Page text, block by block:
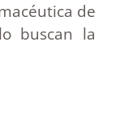
de
buscan la